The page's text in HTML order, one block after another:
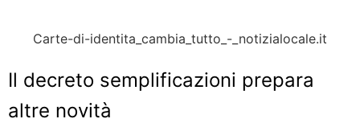
Carte-di-identita_cambia_tutto_-_notizialocale.it
Il decreto semplificazioni prepara
altre novità